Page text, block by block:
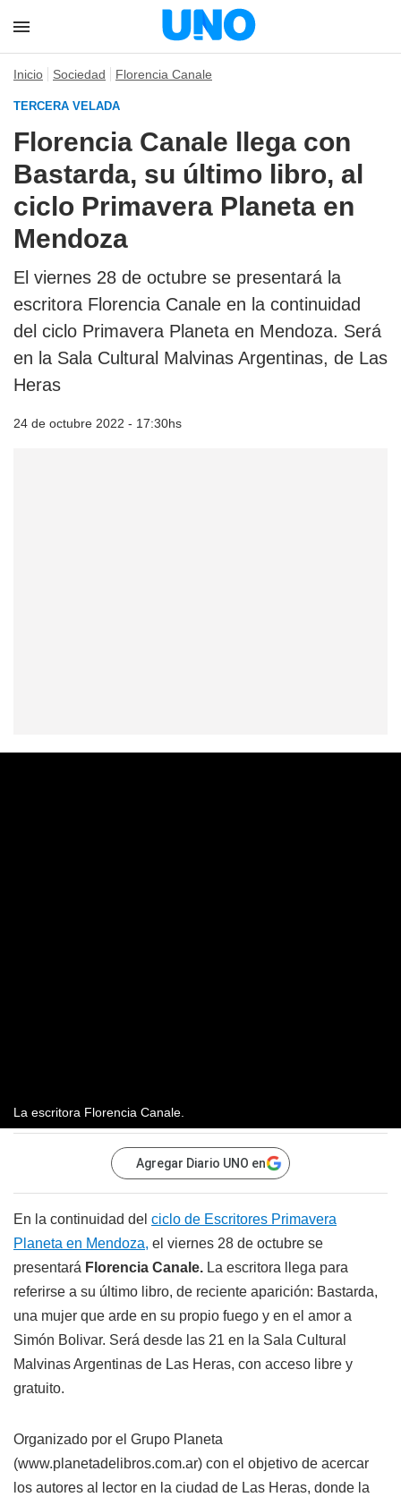
Inicio Sociedad Florencia Canale
TERCERA VELADA
Florencia Canale llega con
Bastarda, su último libro, al
ciclo Primavera Planeta en
Mendoza
El viernes 28 de octubre se presentará la
escritora Florencia Canale en la continuidad
del ciclo Primavera Planeta en Mendoza. Será
en la Sala Cultural Malvinas Argentinas, de Las
Heras
24 de octubre 2022 - 17:30hs
La escritora Florencia Canale.
Agregar Diario UNO en
En la continuidad del ciclo de Escritores Primavera
Planeta en Mendoza, el viernes 28 de octubre se
presentará Florencia Canale. La escritora llega para
referirse a su último libro, de reciente aparición: Bastarda,
una mujer que arde en su propio fuego y en el amor a
Simón Bolivar. Será desde las 21 en la Sala Cultural
Malvinas Argentinas de Las Heras, con acceso libre y
gratuito.
Organizado por el Grupo Planeta
(www.planetadelibros.com.ar) con el objetivo de acercar
los autores al lector en la ciudad de Las Heras, donde la